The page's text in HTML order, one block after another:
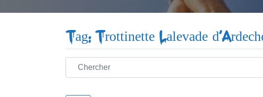
Tag: Trottinette Lalevade
Chercher